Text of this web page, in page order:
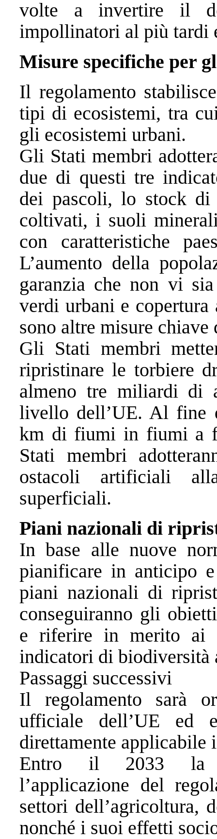
volte a invertire il
impollinatori al più tardi
Misure specifiche per
Il regolamento
tipi di ecosistemi, tra
gli ecosistemi urbani.
Gli Stati membri
due di questi tre
dei pascoli, lo stock di
coltivati, i suoli
con caratteristiche
L’aumento della
garanzia che non vi
verdi urbani e
sono altre misure chiave
Gli Stati membri
ripristinare le torbiere
almeno tre miliardi
livello dell’UE. Al fine
km di fiumi in fiumi a
Stati membri
ostacoli artificiali
superficiali.
Piani nazionali di
In base alle nuove
pianificare in anticipo
piani nazionali di
conseguiranno gli
e riferire in merito ai
indicatori di biodiversità
Passaggi successivi
Il regolamento sarà
ufficiale dell’UE ed
direttamente
Entro il 2033 la
l’applicazione del
settori dell’agricoltura,
nonché i suoi effetti